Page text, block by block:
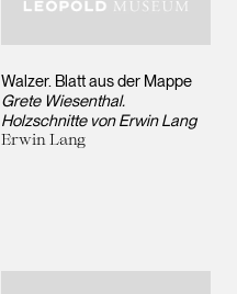
Walzer. Blatt aus der Mappe
Grete Wiesenthal.
Holzschnitte von Erwin Lang
Erwin Lang